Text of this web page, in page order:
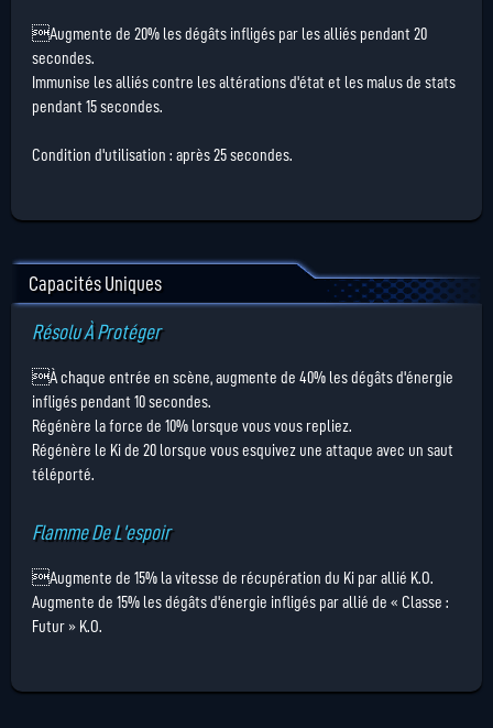
Augmente de 20% les dégâts infligés par les alliés pendant 20
secondes.
Immunise les alliés contre les altérations d'état et les malus de stats
pendant 15 secondes.
Condition d'utilisation : après 25 secondes.
Capacités Uniques
Résolu À Protéger
À chaque entrée en scène, augmente de 40% les dégâts d'énergie
infligés pendant 10 secondes.
Régénère la force de 10% lorsque vous vous repliez.
Régénère le Ki de 20 lorsque vous esquivez une attaque avec un saut
téléporté.
Flamme De L'espoir
Augmente de 15% la vitesse de récupération du Ki par allié K.O.
Augmente de 15% les dégâts d'énergie infligés par allié de « Classe :
Futur » K.O.